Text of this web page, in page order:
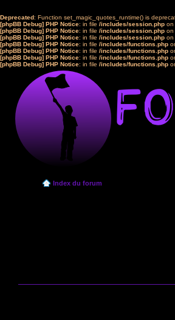
Deprecated: Function set_magic_quotes_runtime() is
[phpBB Debug] PHP Notice: in file /includes/session.php on
[phpBB Debug] PHP Notice: in file /includes/session.php on
[phpBB Debug] PHP Notice: in file /includes/session.php on
[phpBB Debug] PHP Notice: in file /includes/functions.php
[phpBB Debug] PHP Notice: in file /includes/functions.php
[phpBB Debug] PHP Notice: in file /includes/functions.php
[phpBB Debug] PHP Notice: in file /includes/functions.php
Index du forum